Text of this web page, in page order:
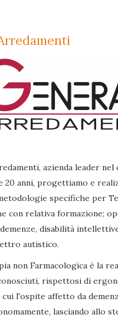
azienda leader
20 anni, progettiamo e
specifiche per
con relativa formazione;
disabilità
autistico.
non Farmacologica è la
rispettosi di
cui l'ospite affetto da
lasciando allo